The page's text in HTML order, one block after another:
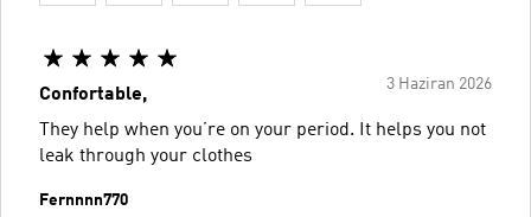
3 Haziran 2026
Confortable,
They help when you’re on your period. It helps you not
leak through your clothes
Fernnnn770